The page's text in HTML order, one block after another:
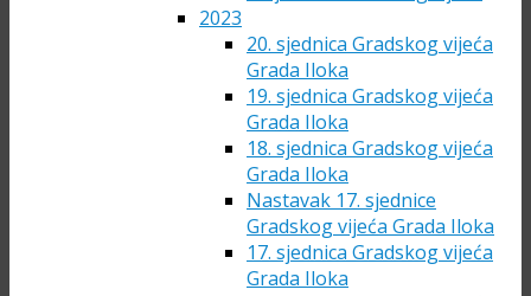
2023
20. sjednica Gradskog vijeća
Grada Iloka
19. sjednica Gradskog vijeća
Grada Iloka
18. sjednica Gradskog vijeća
Grada Iloka
Nastavak 17. sjednice
Gradskog vijeća Grada Iloka
17. sjednica Gradskog vijeća
Grada Iloka